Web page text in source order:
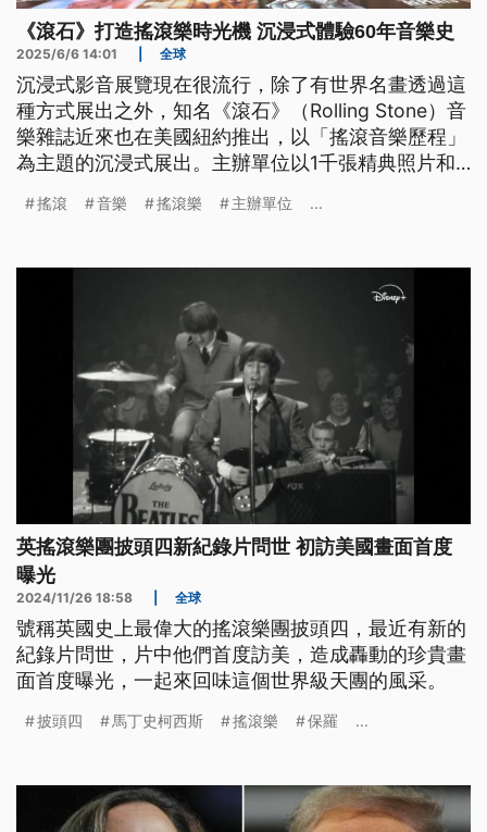
《滾石》打造搖滾樂時光機 沉浸式體驗60年音樂史
2025/6/6 14:01 全球
沉浸式影音展覽現在很流行，除了有世界名畫透過這
種方式展出之外，知名《滾石》（Rolling Stone）音
樂雜誌近來也在美國紐約推出，以「搖滾音樂歷程」
為主題的沉浸式展出。主辦單位以1千張精典照片和
行主題式編排，讓搖滾樂迷在視覺與聽覺的包圍之
搖滾 音樂 搖滾樂 主辦單位 ...
英搖滾樂團披頭四新紀錄片問世 初訪美國畫面首度
曝光
2024/11/26 18:58 全球
號稱英國史上最偉大的搖滾樂團披頭四，最近有新的
紀錄片問世，片中他們首度訪美，造成轟動的珍貴畫
面首度曝光，一起來回味這個世界級天團的風采。
披頭四 馬丁史柯西斯 搖滾樂 保羅 ...